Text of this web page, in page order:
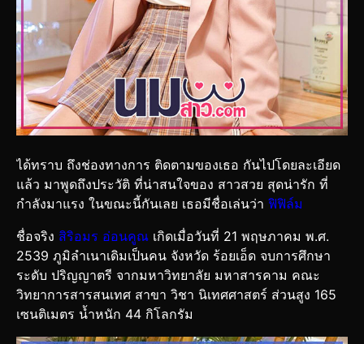
ได้ทราบ ถึงช่องทางการ ติดตามของเธอ กันไปโดยละเอียด
แล้ว มาพูดถึงประวัติ ที่น่าสนใจของ สาวสวย สุดน่ารัก ที่
กำลังมาแรง ในขณะนี้กันเลย เธอมีชื่อเล่นว่า ฟิฟิล์ม
ชื่อจริง สิริอมร อ่อนคูณ เกิดเมื่อวันที่ 21 พฤษภาคม พ.ศ.
2539 ภูมิลำเนาเดิมเป็นคน จังหวัด ร้อยเอ็ด จบการศึกษา
ระดับ ปริญญาตรี จากมหาวิทยาลัย มหาสารคาม คณะ
วิทยาการสารสนเทศ สาขา วิชา นิเทศศาสตร์ ส่วนสูง 165
เซนติเมตร น้ำหนัก 44 กิโลกรัม